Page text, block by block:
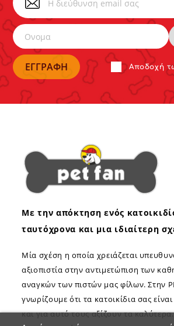
Αποδoχή
Με την απόκτηση ενός
ταυτόχρονα και μια ιδιαίτερη
Μία σχέση η οποία χρειάζεται
αξιοπιστία στην αντιμετώπιση των
αναγκών των πιστών μας φίλων. Στην
γνωρίζουμε ότι τα κατοικίδια σας
και για αυτό τους αξίζουν τα